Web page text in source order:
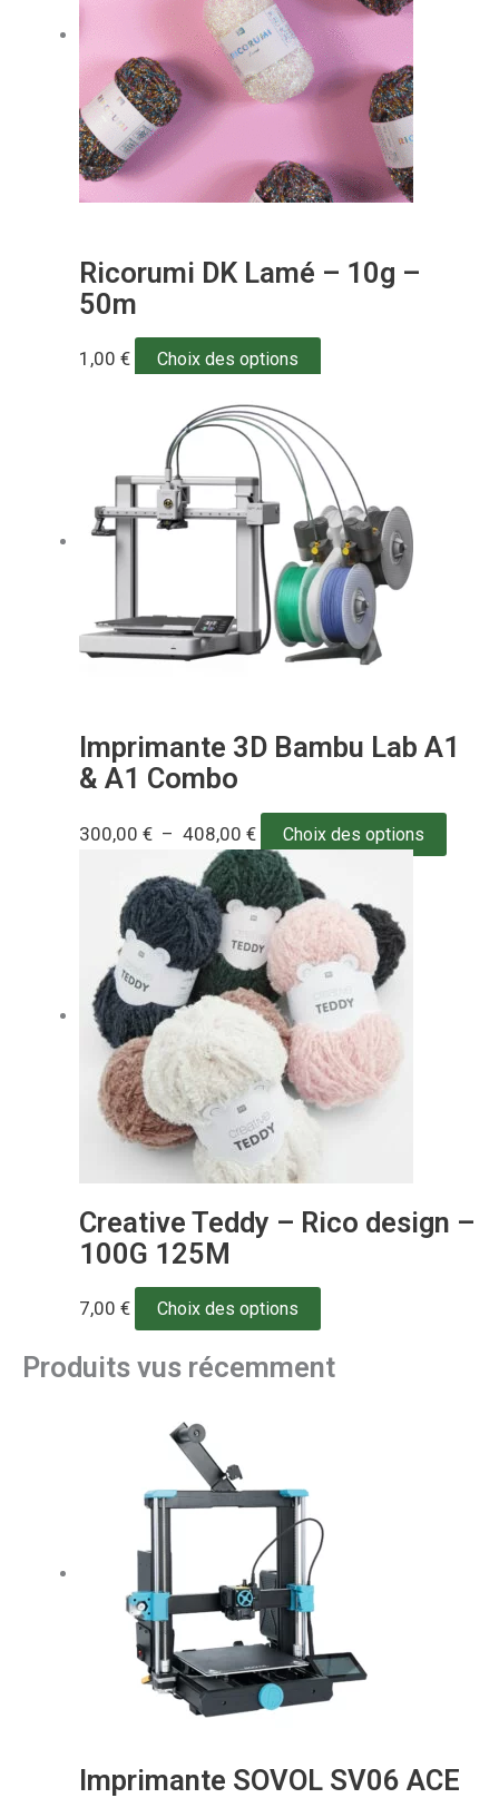
Ricorumi DK Lamé – 10g –
50m
1,00 € Choix des options
Imprimante 3D Bambu Lab A1
& A1 Combo
300,00 € – 408,00 € Choix des options
Creative Teddy – Rico design –
100G 125M
7,00 € Choix des options
Produits vus récemment
Imprimante SOVOL SV06 ACE